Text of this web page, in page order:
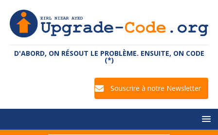
D'ABORD, ON RÉSOUT LE PROBLÈME. ENSUITE, ON CODE
(*)
Souscrire à notre Newsletter